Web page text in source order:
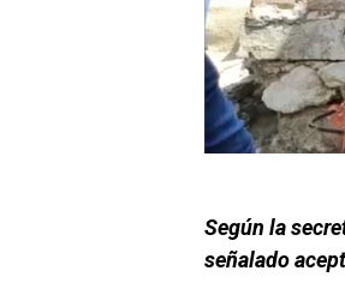
Según la
señalado